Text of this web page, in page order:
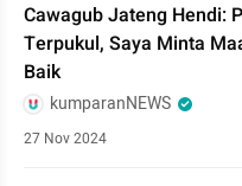
Cawagub Jateng Hendi:
Terpukul, Saya Minta
Baik
kumparanNEWS
27 Nov 2024